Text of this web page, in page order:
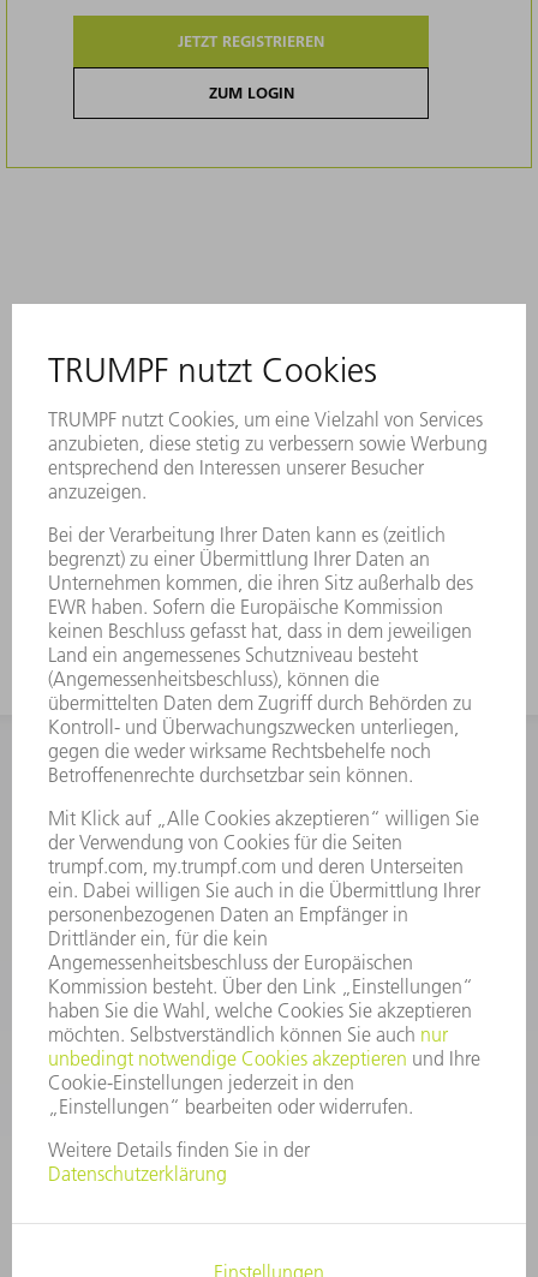
JETZT REGISTRIEREN
ZUM LOGIN
INFORMATION
Häufig gestellte Fragen
Allgemeine Geschäftsbedingungen
KONTAKT
After Sales
+43722160396550
Mo - Do: 08:00 -17:30 Uhr
Fr: 08:00 -16:30 Uhr
ersatzteile@at.trumpf.com